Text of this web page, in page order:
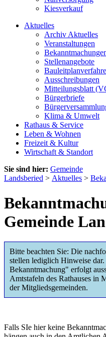
Kiesverkauf
Aktuelles
Archiv Aktuelles
Veranstaltungen
Stellenangebote
Ausschreibungen
Mitteilungsblatt
Bürgerbriefe
Klima & Umwelt
Rathaus & Service
Leben & Wohnen
Freizeit & Kultur
Wirtschaft & Standort
Sie sind hier: Gemeinde
Landsberied > Aktuelles >
Gemeinde
Bitte beachten Sie: Die
stellen lediglich Hinweise
Bekanntmachung" erfolgt
Amtstafeln des Rathauses in
der Mitgliedsgemeinden.
Falls SIe hier keine